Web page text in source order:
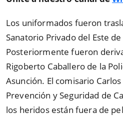
Los uniformados fueron
Sanatorio Privado del Este de
Posteriormente fueron
Rigoberto Caballero de la
Asunción. El comisario
Prevención y Seguridad de
los heridos están fuera de